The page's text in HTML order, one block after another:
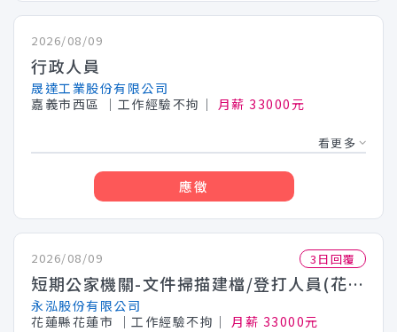
2026/08/09
行政人員
晟達工業股份有限公司
嘉義市西區
│工作經驗不拘│ 月薪 33000元
看更多
應徵
2026/08/09
短期公家機關-文件掃描建檔/登打人員(花蓮)
3日回覆
永泓股份有限公司
花蓮縣花蓮市
│工作經驗不拘│ 月薪 33000元